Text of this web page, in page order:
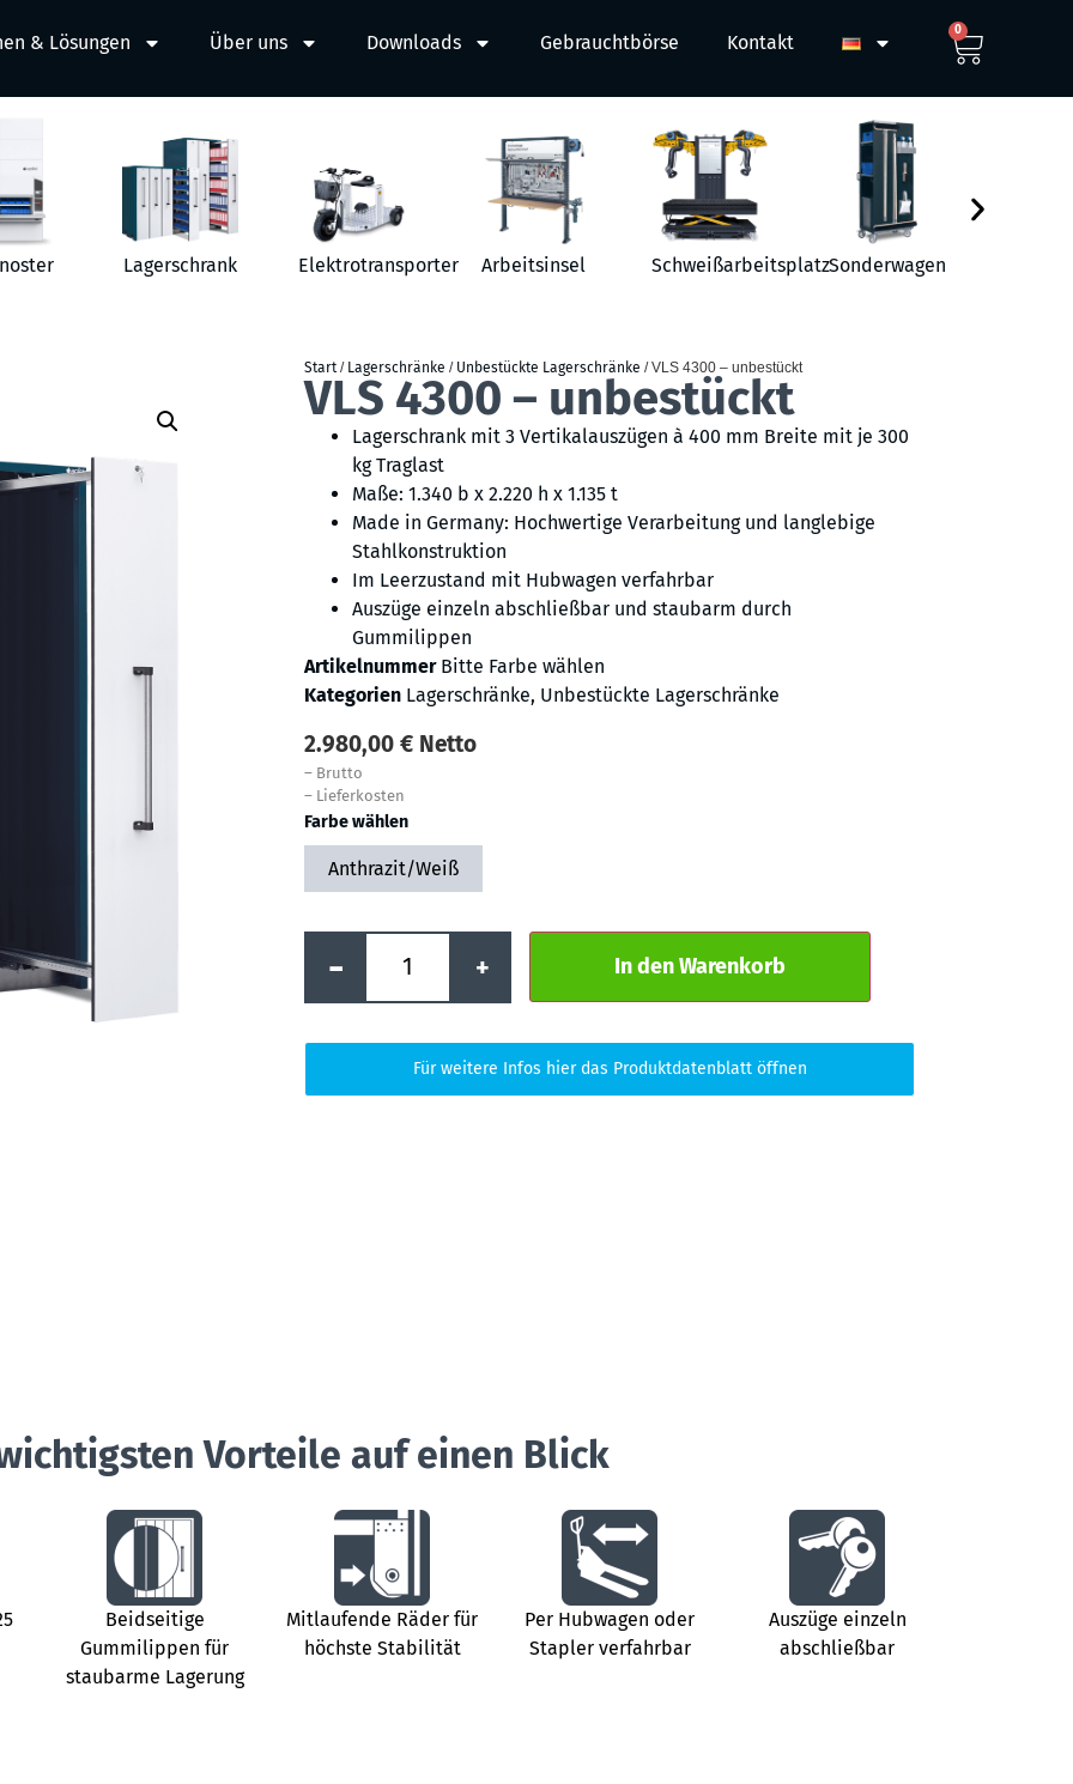
& Lösungen Über uns Downloads Gebrauchtbörse Kontakt
0
Lagerschrank Elektrotransporter Arbeitsinsel SchweißarbeitsplatzSonderwagen
Start/ Lagerschränke / Unbestückte Lagerschränke / VLS 4300 – unbestückt
VLS 4300 – unbestückt
Lagerschrank mit 3 Vertikalauszügen à 400 mm Breite mit je 300
kg Traglast
Maße: 1.340 b x 2.220 h x 1.135 t
Made in Germany: Hochwertige Verarbeitung und langlebige
Stahlkonstruktion
Im Leerzustand mit Hubwagen verfahrbar
Auszüge einzeln abschließbar und staubarm durch
Gummilippen
Artikelnummer Bitte Farbe wählen
Kategorien Lagerschränke, Unbestückte Lagerschränke
2.980,00 € Netto
– Brutto
– Lieferkosten
Farbe wählen
Anthrazit/Weiß
- + In den Warenkorb
Für weitere Infos hier das Produktdatenblatt öffnen
Vorteile auf einen Blick
Beidseitige
Gummilippen für
staubarme Lagerung
Mitlaufende Räder für
höchste Stabilität
Per Hubwagen oder
Stapler verfahrbar
Auszüge einzeln
abschließbar